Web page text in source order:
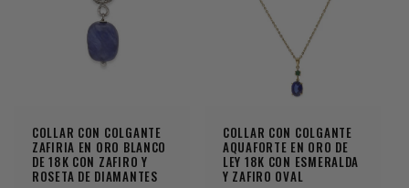
COLLAR CON COLGANTE
ZAFIRIA EN ORO BLANCO
DE 18K CON ZAFIRO Y
ROSETA DE DIAMANTES
COLLAR CON COLGANTE
AQUAFORTE EN ORO DE
LEY 18K CON ESMERALDA
Y ZAFIRO OVAL